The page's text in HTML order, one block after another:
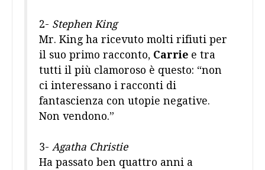
2- Stephen King
Mr. King ha ricevuto molti rifiuti per
il suo primo racconto, Carrie e tra
tutti il più clamoroso è questo: “non
ci interessano i racconti di
fantascienza con utopie negative.
Non vendono.”
3- Agatha Christie
Ha passato ben quattro anni a